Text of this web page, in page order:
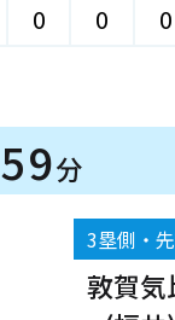
0 0 0
59分
3塁側・
敦賀気